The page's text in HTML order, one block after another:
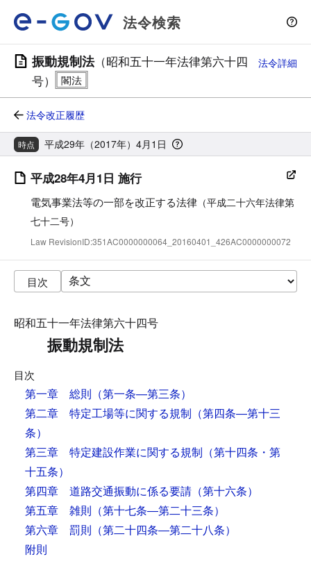
法令検索
振動規制法（昭和五十一年法律第六十四
号）
法令詳細
法令改正履歴
時点 平成29年（2017年）4月1日
平成28年4月1日 施行
電気事業法等の一部を改正する法律 （平成二十六年法律第
七十二号）
Law RevisionID:351AC0000000064_20160401_426AC0000000072
目次
昭和五十一年法律第六十四号
振動規制法
目次
第一章 総則 （第一条―第三条）
第二章 特定工場等に関する規制 （第四条―第十三
条）
第三章 特定建設作業に関する規制 （第十四条・第
十五条）
第四章 道路交通振動に係る要請 （第十六条）
第五章 雑則 （第十七条―第二十三条）
第六章 罰則 （第二十四条―第二十八条）
附則